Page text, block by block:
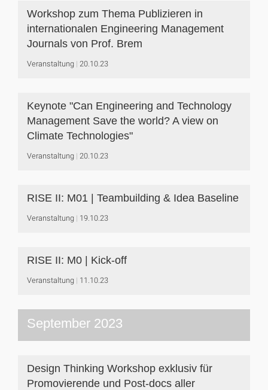
Workshop zum Thema Publizieren in
internationalen Engineering Management
Journals von Prof. Brem
Veranstaltung 20.10.23
Keynote "Can Engineering and Technology
Management Save the world? A view on
Climate Technologies"
Veranstaltung 20.10.23
RISE II: M01 | Teambuilding & Idea Baseline
Veranstaltung 19.10.23
RISE II: M0 | Kick-off
Veranstaltung 11.10.23
September 2023
Design Thinking Workshop exklusiv für
Promovierende und Post-docs aller